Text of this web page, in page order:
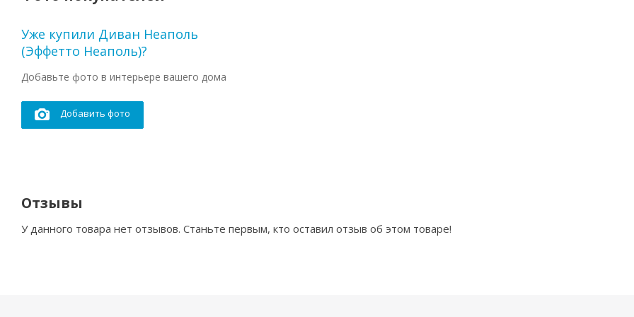
Уже купили Диван Неаполь
(Эффетто Неаполь)?
Добавьте фото в интерьере вашего дома
Добавить фото
Отзывы
У данного товара нет отзывов. Станьте первым, кто оставил отзыв об этом товаре!